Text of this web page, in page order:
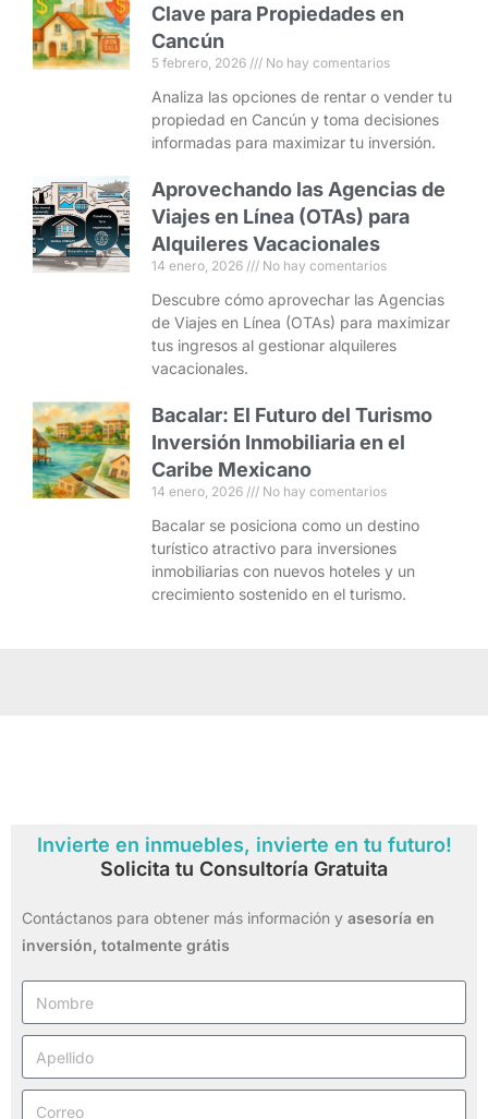
Clave para Propiedades en
Cancún
5 febrero, 2026 No hay comentarios
Analiza las opciones de rentar o vender tu
propiedad en Cancún y toma decisiones
informadas para maximizar tu inversión.
Aprovechando las Agencias de
Viajes en Línea (OTAs) para
Alquileres Vacacionales
14 enero, 2026 No hay comentarios
Descubre cómo aprovechar las Agencias
de Viajes en Línea (OTAs) para maximizar
tus ingresos al gestionar alquileres
vacacionales.
Bacalar: El Futuro del Turismo
Inversión Inmobiliaria en el
Caribe Mexicano
14 enero, 2026 No hay comentarios
Bacalar se posiciona como un destino
turístico atractivo para inversiones
inmobiliarias con nuevos hoteles y un
crecimiento sostenido en el turismo.
Invierte en inmuebles, invierte en tu futuro!
Solicita tu Consultoría Gratuita
Contáctanos para obtener más información y asesoría en
inversión, totalmente grátis